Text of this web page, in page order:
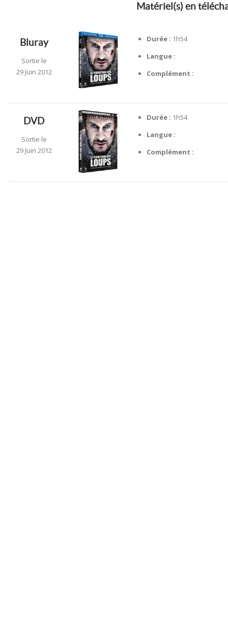
Matériel(s) en
Bluray
Sortie le
29 Juin 2012
Durée : 1h54
Langue :
Complément :
DVD
Sortie le
29 Juin 2012
Durée : 1h54
Langue :
Complément :